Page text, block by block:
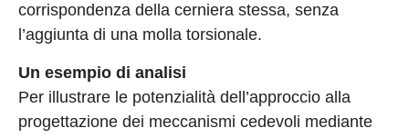
corrispondenza della cerniera stessa, senza
l’aggiunta di una molla torsionale.
Un esempio di analisi
Per illustrare le potenzialità dell’approccio alla
progettazione dei meccanismi cedevoli mediante